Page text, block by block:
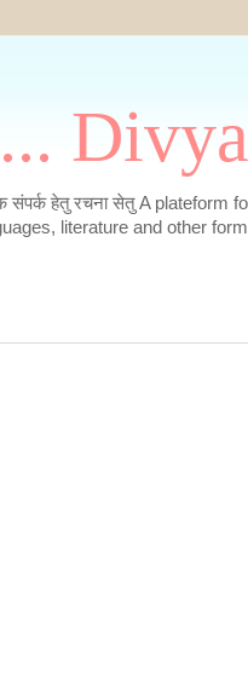
संपर्क हेतु रचना सेतु A
literature and other